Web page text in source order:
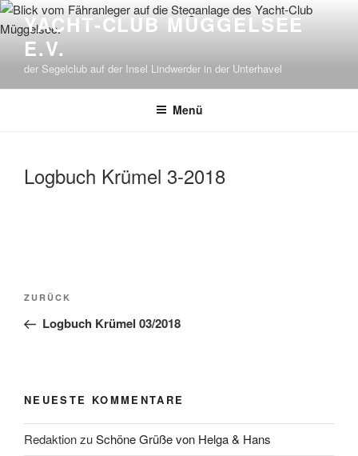
Zum
Inhalt
springen
YACHT-CLUB MÜGGELSEE
E.V.
der Segelclub auf der Insel Lindwerder in der Unterhavel
Menü
Logbuch Krümel 3-2018
Beitragsnavigation
Vorheriger
Beitrag
ZURÜCK
Logbuch Krümel 03/2018
NEUESTE KOMMENTARE
RedaktionzuSchöne Grüße von Helga & Hans